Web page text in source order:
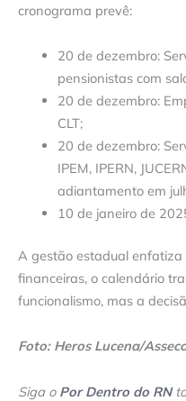
cronograma prevê:
20 de dezembro:
pensionistas com
20 de dezembro:
CLT;
20 de dezembro:
IPEM, IPERN,
adiantamento em
10 de janeiro de
A gestão estadual
financeiras, o calendário
funcionalismo, mas a
Foto: Heros Lucena/
Siga o Por Dentro do RN